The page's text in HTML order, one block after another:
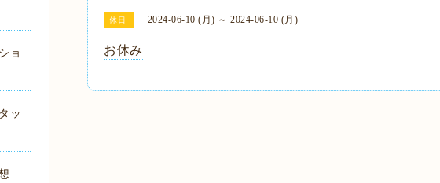
休日 2024-06-10 (月) ～ 2024-06-10 (月)
お休み
ョ
ッ